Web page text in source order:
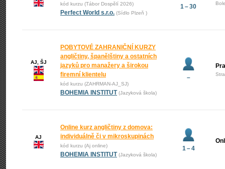
kód kurzu (Tábor Dospělí 2026)
Perfect World s.r.o. (Sídlo Plzeň )
1 – 30
AJ, ŠJ
POBYTOVÉ ZAHRANIČNÍ KURZY
angličtiny, španělštiny a ostatních
jazyků pro manažery a širokou
firemní klientelu
kód kurzu (ZAHRMAN-AJ_SJ)
BOHEMIA INSTITUT (Jazyková škola)
–
AJ
Online kurz angličtiny z domova:
individuálně či v mikroskupinách
kód kurzu (Aj online)
BOHEMIA INSTITUT (Jazyková škola)
1 – 4